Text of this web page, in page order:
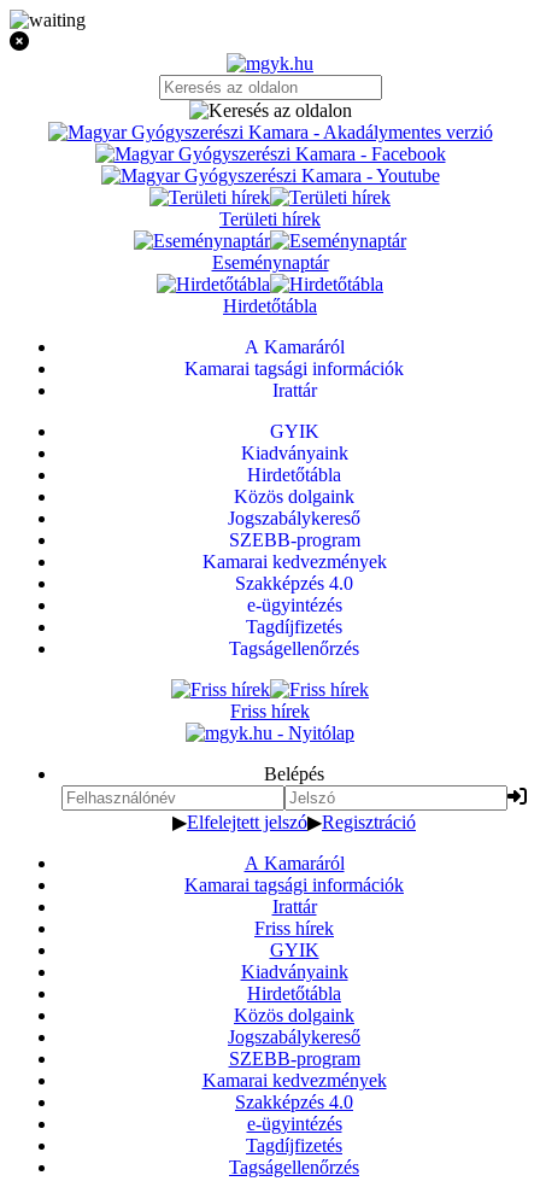
Területi hírek
Eseménynaptár
Hirdetőtábla
A Kamaráról
Kamarai tagsági információk
Irattár
GYIK
Kiadványaink
Hirdetőtábla
Közös dolgaink
Jogszabálykereső
SZEBB-program
Kamarai kedvezmények
Szakképzés 4.0
e-ügyintézés
Tagdíjfizetés
Tagságellenőrzés
Friss hírek
Belépés
▶Elfelejtett jelszó▶Regisztráció
A Kamaráról
Kamarai tagsági információk
Irattár
Friss hírek
GYIK
Kiadványaink
Hirdetőtábla
Közös dolgaink
Jogszabálykereső
SZEBB-program
Kamarai kedvezmények
Szakképzés 4.0
e-ügyintézés
Tagdíjfizetés
Tagságellenőrzés